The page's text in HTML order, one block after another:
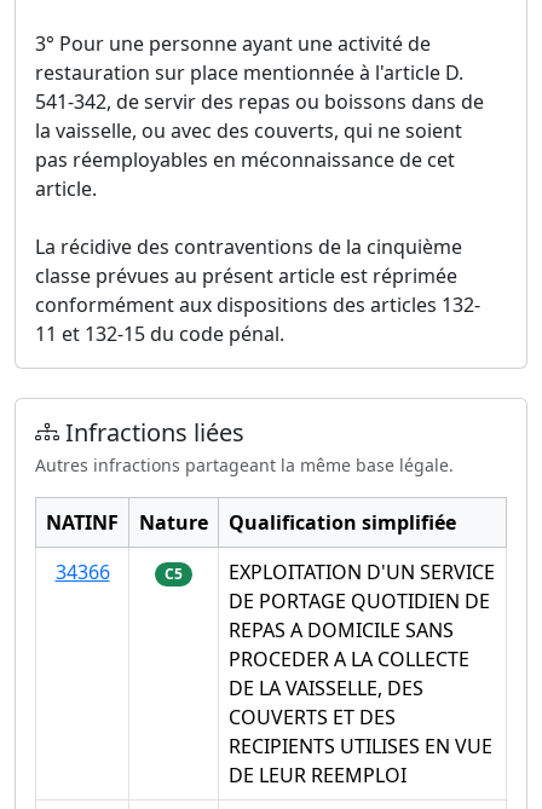
3° Pour une personne ayant une activité de
restauration sur place mentionnée à l'article D.
541-342, de servir des repas ou boissons dans de
la vaisselle, ou avec des couverts, qui ne soient
pas réemployables en méconnaissance de cet
article.
La récidive des contraventions de la cinquième
classe prévues au présent article est réprimée
conformément aux dispositions des articles 132-
11 et 132-15 du code pénal.
Infractions liées
Autres infractions partageant la même base légale.
NATINF Nature
Qualification simplifiée
34366
C5
EXPLOITATION D'UN SERVICE
DE PORTAGE QUOTIDIEN DE
REPAS A DOMICILE SANS
PROCEDER A LA COLLECTE
DE LA VAISSELLE, DES
COUVERTS ET DES
RECIPIENTS UTILISES EN VUE
DE LEUR REEMPLOI